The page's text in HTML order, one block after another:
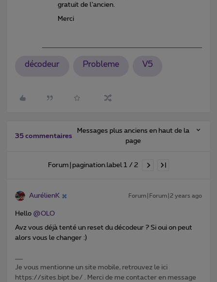
gratuit de l’ancien.
Merci
décodeur Probleme V5
35 commentaires
Messages plus anciens en haut de la
page
Forum|pagination.label 1 / 2
AurélienK Forum|Forum|2 years ago
Hello @OLO
Avz vous déjà tenté un reset du décodeur ? Si oui on peut
alors vous le changer :)
Je vous mentionne un site mobile, retrouvez le ici
https://sites.bipt.be/ . Merci de me contacter en message